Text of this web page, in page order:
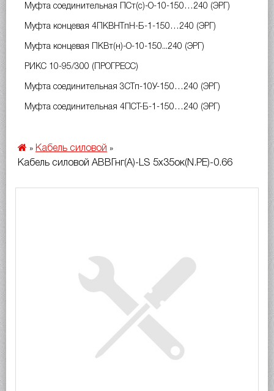
Муфта соединительная ПСт(с)-О-10-150…240 (ЭРГ)
Муфта концевая 4ПКВНТпН-Б-1-150…240 (ЭРГ)
Муфта концевая ПКВт(н)-О-10-150...240 (ЭРГ)
РИКС 10-95/300 (ПРОГРЕСС)
Муфта соединительная 3СТп-10У-150…240 (ЭРГ)
Муфта соединительная 4ПСТ-Б-1-150…240 (ЭРГ)
» Кабель силовой »
Кабель силовой АВВГнг(A)-LS 5х35ок(N.PE)-0.66